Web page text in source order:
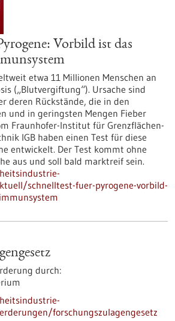
Vorbild ist das
etwa 11 Millionen Menschen an
(„Blutvergiftung“). Ursache sind
deren Rückstände, die in den
und in geringsten Mengen Fieber
Fraunhofer-Institut für Grenzflächen-
IGB haben einen Test für diese
entwickelt. Der Test kommt ohne
aus und soll bald marktreif sein.
schnelltest-fuer-pyrogene-vorbild-
durch:
forschungszulagengesetz